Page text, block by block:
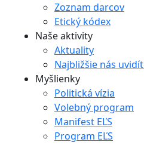
Zoznam darcov
Etický kódex
Naše aktivity
Aktuality
Najbližšie nás
Myšlienky
Politická vízia
Volebný program
Manifest EĽS
Program EĽS